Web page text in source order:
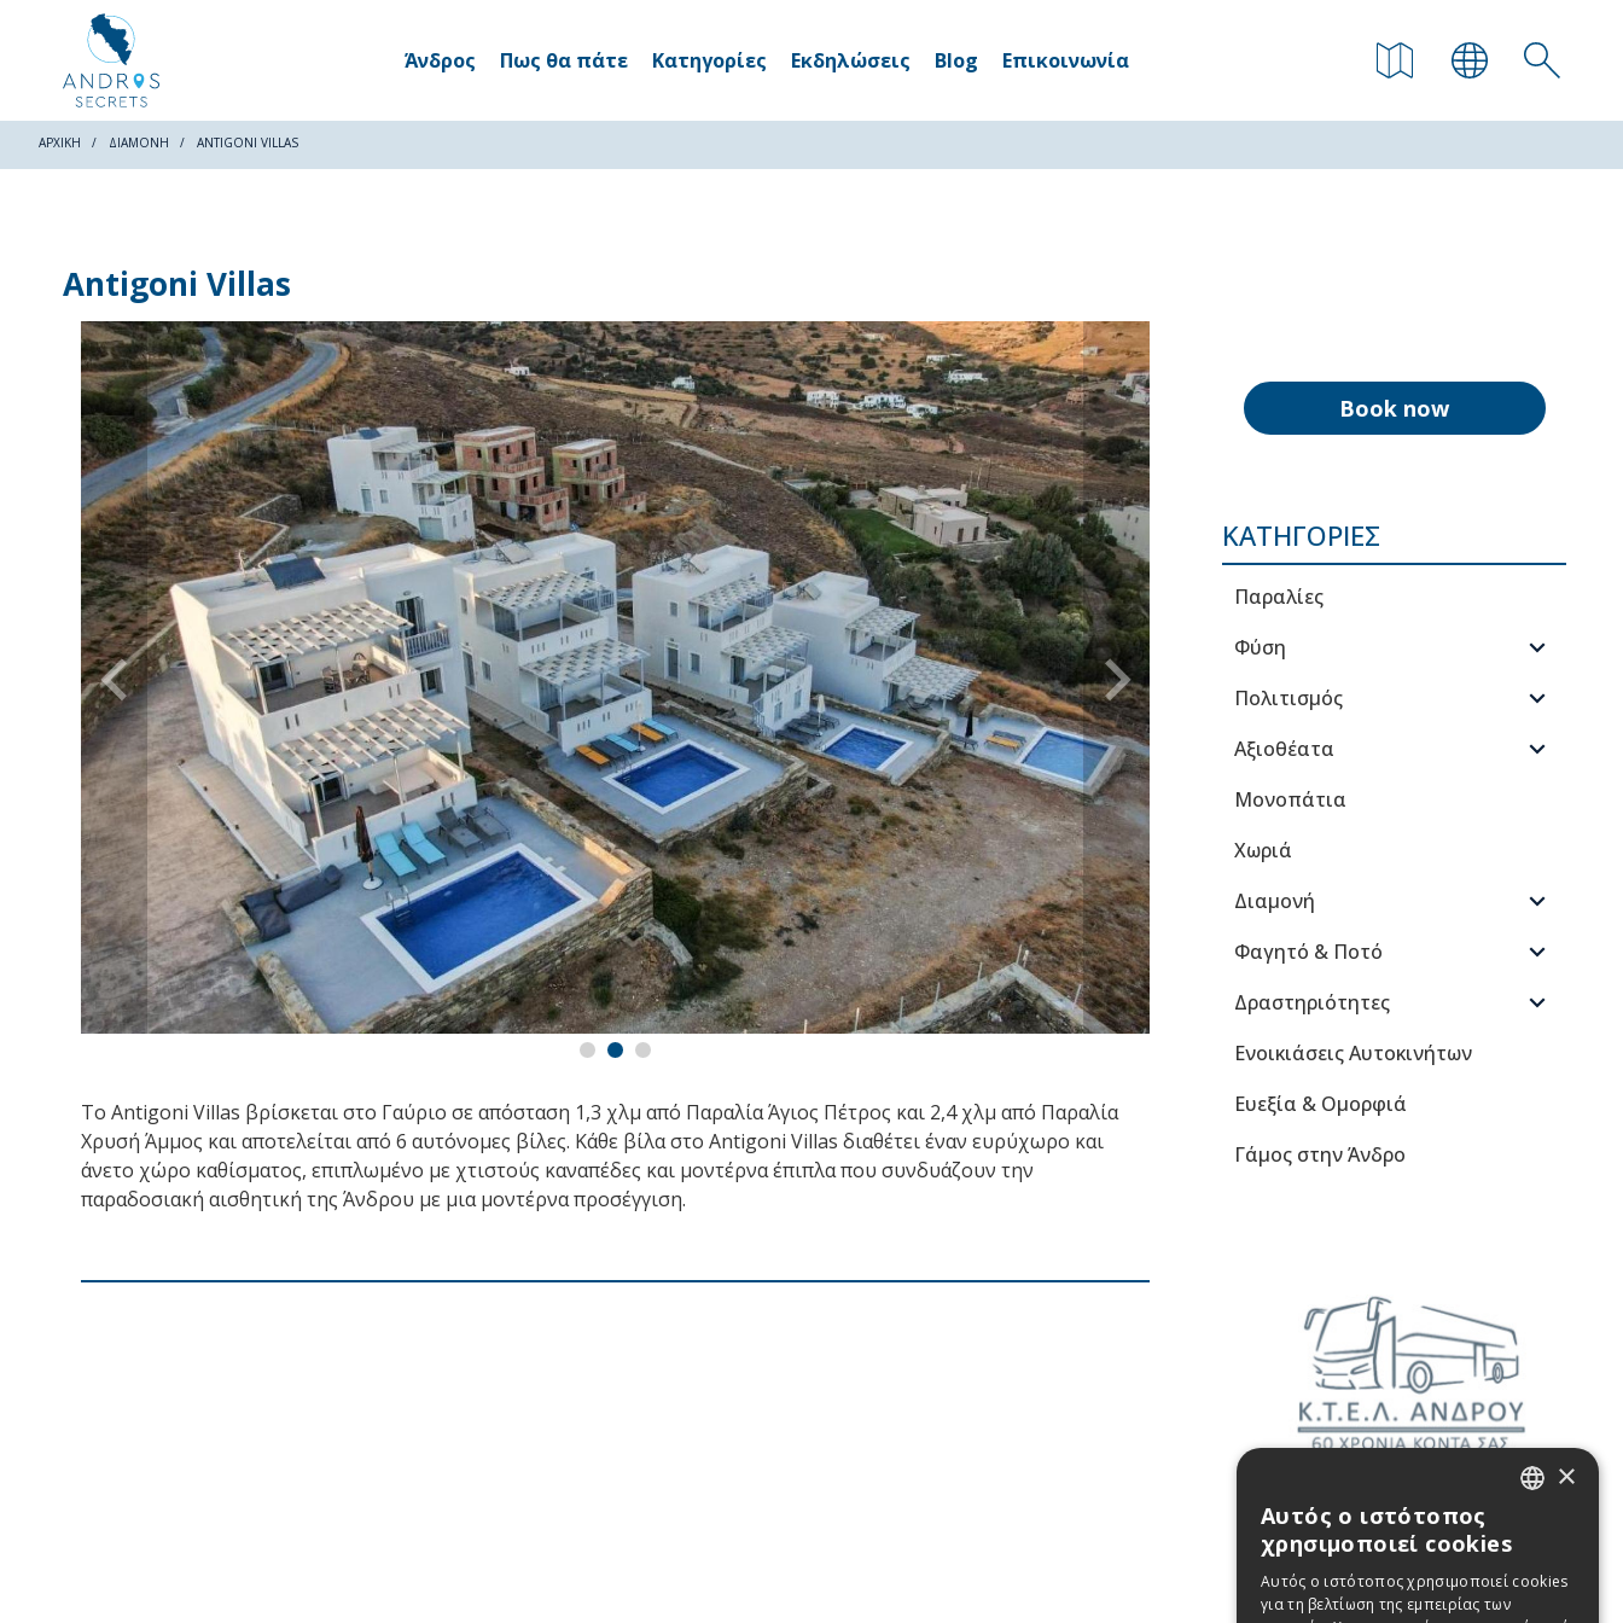
Άνδρος Πως θα πάτε Κατηγορίες Εκδηλώσεις Blog Επικοινωνία
ΑΡΧΙΚΗ ΔΙΑΜΟΝΉ ANTIGONI VILLAS
Antigoni Villas
Το Antigoni Villas βρίσκεται στο Γαύριο σε απόσταση 1,3 χλμ από Παραλία Άγιος Πέτρος και 2,4 χλμ από Παραλία
Χρυσή Άμμος και αποτελείται από 6 αυτόνομες βίλες. Κάθε βίλα στο Antigoni Villas διαθέτει έναν ευρύχωρο και
άνετο χώρο καθίσματος, επιπλωμένο με χτιστούς καναπέδες και μοντέρνα έπιπλα που συνδυάζουν την
παραδοσιακή αισθητική της Άνδρου με μια μοντέρνα προσέγγιση.
Book now
ΚΑΤΗΓΟΡΊΕΣ
Παραλίες
Φύση
Πολιτισμός
Αξιοθέατα
Μονοπάτια
Χωριά
Διαμονή
Φαγητό & Ποτό
Δραστηριότητες
Ενοικιάσεις Αυτοκινήτων
Ευεξία & Ομορφιά
Γάμος στην Άνδρο
×
Αυτός ο ιστότοπος
χρησιμοποιεί cookies
Αυτός ο ιστότοπος χρησιμοποιεί cookies
για τη βελτίωση της εμπειρίας των